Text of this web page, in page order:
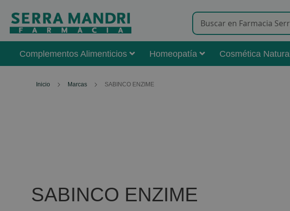
Complementos Alimenticios Homeopatía Cosmética Natural
Inicio Marcas SABINCO ENZIME
SABINCO ENZIME